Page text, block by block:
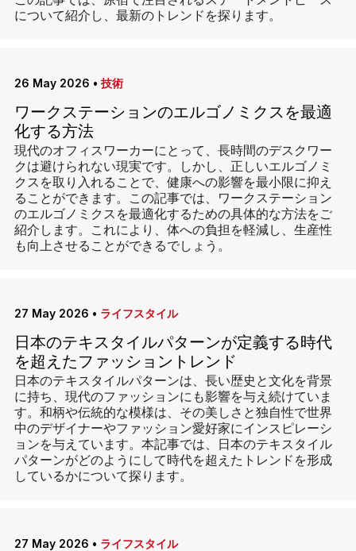
について紹介し、最新のトレンドを探ります。
26 May 2026 • 技術
ワークステーションのエルゴノミクスを最適
化する方法
現代のオフィスワーカーにとって、長時間のデスクワー
クは避けられない現実です。しかし、正しいエルゴノミ
クスを取り入れることで、健康への影響を最小限に抑え
ることができます。この記事では、ワークステーション
のエルゴノミクスを最適化するための具体的な方法をご
紹介します。これにより、体への負担を軽減し、生産性
も向上させることができるでしょう。
27 May 2026 • ライフスタイル
日本のテキスタイルパターンが定義する時代
を超えたファッショントレンド
日本のテキスタイルパターンは、長い歴史と文化を背景
に持ち、現代のファッションにも影響を与え続けていま
す。和柄や伝統的な模様は、その美しさと独自性で世界
中のデザイナーやファッション愛好家にインスピレーシ
ョンを与えています。本記事では、日本のテキスタイル
パターンがどのようにして時代を超えたトレンドを形成
しているかについて探ります。
27 May 2026 • ライフスタイル